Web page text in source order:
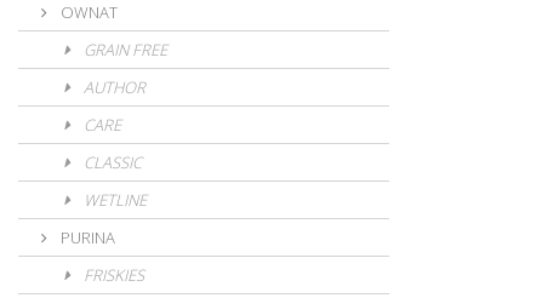
OWNAT
GRAIN FREE
AUTHOR
CARE
CLASSIC
WETLINE
PURINA
FRISKIES